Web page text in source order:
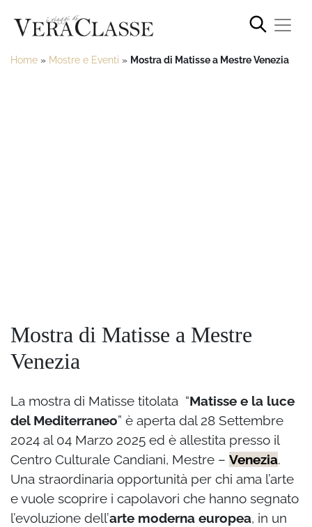
Home » Mostre e Eventi » Mostra di Matisse a Mestre Venezia
Mostra di Matisse a Mestre
Venezia
La mostra di Matisse titolata “Matisse e la luce
del Mediterraneo” è aperta dal 28 Settembre
2024 al 04 Marzo 2025 ed è allestita presso il
Centro Culturale Candiani, Mestre – Venezia.
Una straordinaria opportunità per chi ama l’arte
e vuole scoprire i capolavori che hanno segnato
l’evoluzione dell’arte moderna europea, in un